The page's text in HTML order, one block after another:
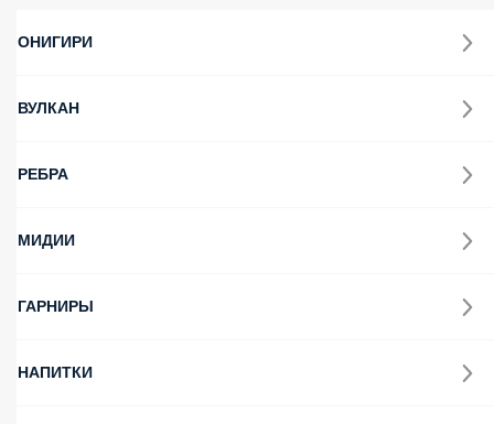
ОНИГИРИ
ВУЛКАН
РЕБРА
МИДИИ
ГАРНИРЫ
НАПИТКИ